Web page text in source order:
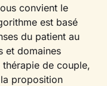
convient le
est basé
du patient au
et domaines
de couple,
proposition